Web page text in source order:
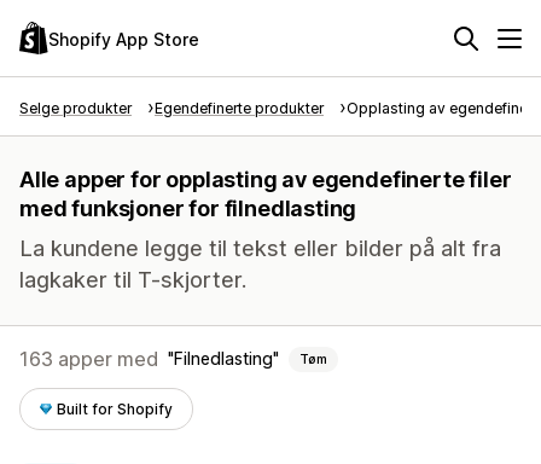
Shopify App Store
Selge produkter Egendefinerte produkter Opplasting av
Alle apper for opplasting av egendefinerte filer
med funksjoner for filnedlasting
La kundene legge til tekst eller bilder på alt fra
lagkaker til T-skjorter.
163 apper med Filnedlasting Tøm
Built for Shopify